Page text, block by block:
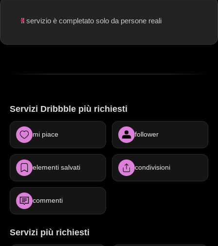
Il servizio è completato solo da persone reali
Servizi Dribbble più richiesti
mi piace follower
elementi salvati condivisioni
commenti
Servizi più richiesti